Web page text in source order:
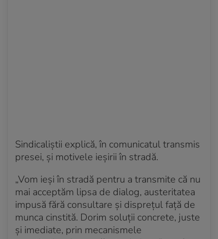
Sindicaliștii explică, în comunicatul transmis
presei, și motivele ieșirii în stradă.
„Vom ieşi în stradă pentru a transmite că nu
mai acceptăm lipsa de dialog, austeritatea
impusă fără consultare şi dispreţul faţă de
munca cinstită. Dorim soluţii concrete, juste
şi imediate, prin mecanismele